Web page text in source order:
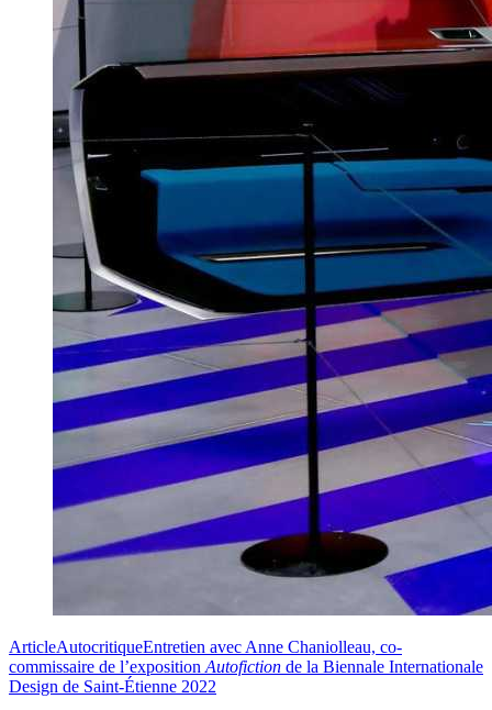
ArticleAutocritiqueEntretien avec Anne Chaniolleau, co-
commissaire de l’exposition Autofiction de la Biennale Internationale
Design de Saint-Étienne 2022